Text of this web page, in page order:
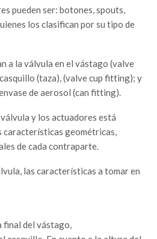
pueden ser: botones, spouts,
los clasifican por su tipo de
a la válvula en el vástago (valve
(taza), (valve cup fitting); y
de aerosol (can fitting).
y los actuadores está
características geométricas,
de cada contraparte.
las características a tomar en
final del vástago,